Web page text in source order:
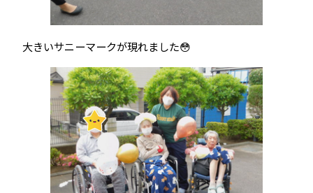
大きいサニーマークが現れました😳